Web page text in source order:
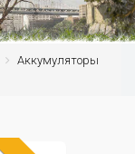
Аккумуляторы